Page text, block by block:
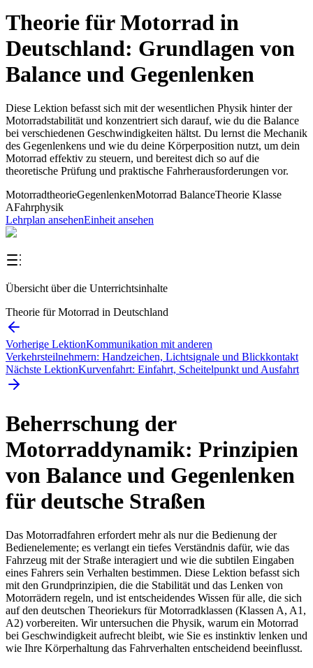
Theorie für Motorrad in
Deutschland: Grundlagen von
Balance und Gegenlenken
Diese Lektion befasst sich mit der wesentlichen Physik hinter der
Motorradstabilität und konzentriert sich darauf, wie du die Balance
bei verschiedenen Geschwindigkeiten hältst. Du lernst die Mechanik
des Gegenlenkens und wie du deine Körperposition nutzt, um dein
Motorrad effektiv zu steuern, und bereitest dich so auf die
theoretische Prüfung und praktische Fahrherausforderungen vor.
MotorradtheorieGegenlenkenMotorrad BalanceTheorie Klasse
AFahrphysik
Lehrplan ansehenEinheit ansehen
Übersicht über die Unterrichtsinhalte
Theorie für Motorrad in Deutschland
Vorherige LektionKommunikation mit anderen
Verkehrsteilnehmern: Handzeichen, Lichtsignale und Blickkontakt
Nächste LektionKurvenfahrt: Einfahrt, Scheitelpunkt und Ausfahrt
Beherrschung der
Motorraddynamik: Prinzipien
von Balance und Gegenlenken
für deutsche Straßen
Das Motorradfahren erfordert mehr als nur die Bedienung der
Bedienelemente; es verlangt ein tiefes Verständnis dafür, wie das
Fahrzeug mit der Straße interagiert und wie die subtilen Eingaben
eines Fahrers sein Verhalten bestimmen. Diese Lektion befasst sich
mit den Grundprinzipien, die die Stabilität und das Lenken von
Motorrädern regeln, und ist entscheidendes Wissen für alle, die sich
auf den deutschen Theoriekurs für Motorradklassen (Klassen A, A1,
A2) vorbereiten. Wir untersuchen die Physik, warum ein Motorrad
bei Geschwindigkeit aufrecht bleibt, wie Sie es instinktiv lenken und
wie Ihre Körperhaltung das Fahrverhalten entscheidend beeinflusst.